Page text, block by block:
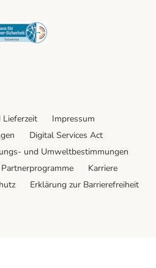
Security
Lieferzeit
Impressum
Digital Services Act
und Umweltbestimmungen
Partnerprogramme
Karriere
Erklärung zur Barrierefreiheit